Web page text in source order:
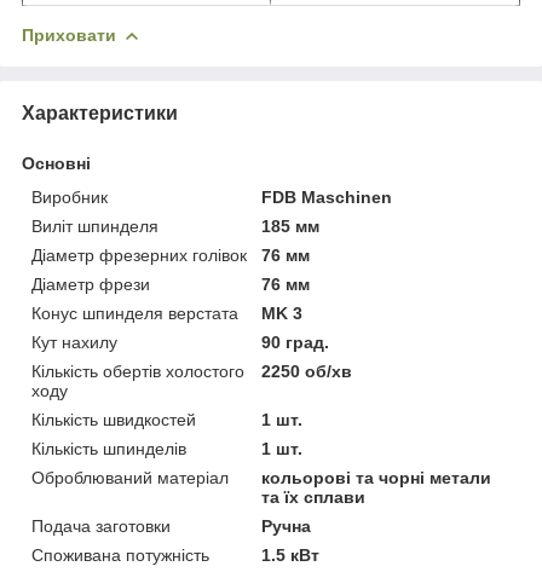
Приховати
Характеристики
Основні
Виробник
FDB Maschinen
Виліт шпинделя
185 мм
Діаметр фрезерних голівок
76 мм
Діаметр фрези
76 мм
Конус шпинделя верстата
MK 3
Кут нахилу
90 град.
Кількість обертів холостого
ходу
2250 об/хв
Кількість швидкостей
1 шт.
Кількість шпинделів
1 шт.
Оброблюваний матеріал
кольорові та чорні метали
та їх сплави
Подача заготовки
Ручна
Споживана потужність
1.5 кВт